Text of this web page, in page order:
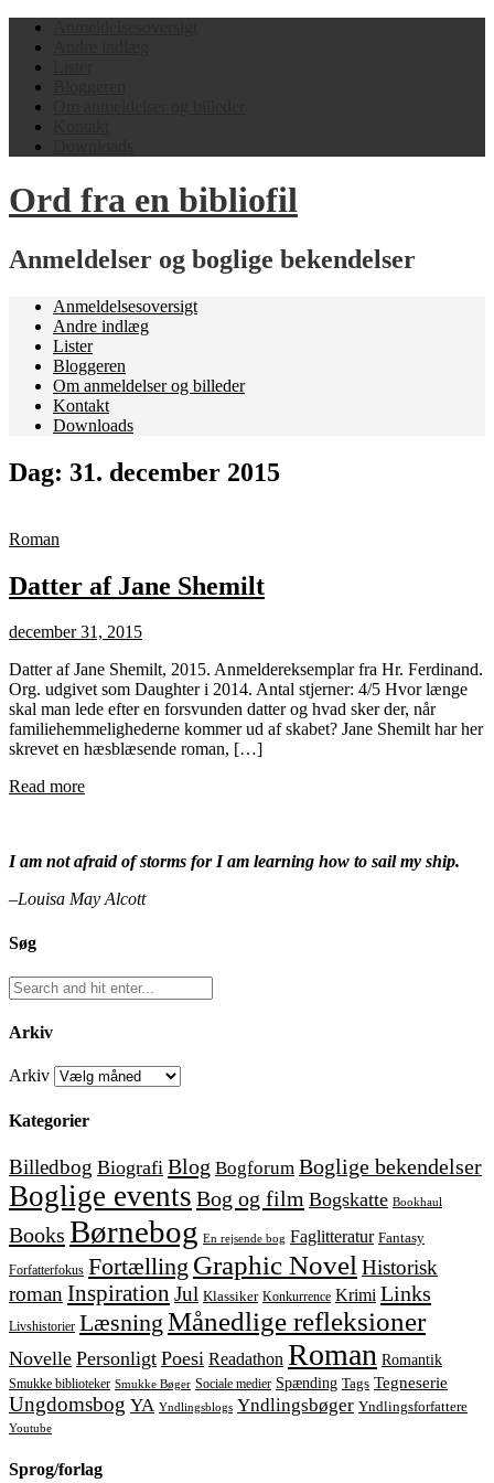
Ord fra en bibliofil
Anmeldelser og boglige bekendelser
Anmeldelsesoversigt
Andre indlæg
Lister
Bloggeren
Om anmeldelser og billeder
Kontakt
Downloads
Dag: 31. december 2015
Roman
Datter af Jane Shemilt
december 31, 2015
Datter af Jane Shemilt, 2015. Anmeldereksemplar fra Hr. Ferdinand.
Org. udgivet som Daughter i 2014. Antal stjerner: 4/5 Hvor længe
skal man lede efter en forsvunden datter og hvad sker der, når
familiehemmelighederne kommer ud af skabet? Jane Shemilt har her
skrevet en hæsblæsende roman, […]
Read more
I am not afraid of storms for I am learning how to sail my ship.
–Louisa May Alcott
Søg
Arkiv
Arkiv
Kategorier
Billedbog Biografi Blog Bogforum Boglige bekendelser
Boglige events Bog og film Bogskatte Bookhaul
Books Børnebog En rejsende bog Faglitteratur Fantasy
Forfatterfokus Fortælling Graphic Novel Historisk
roman Inspiration Jul Klassiker Konkurrence Krimi Links
Livshistorier Læsning Månedlige refleksioner
Novelle Personligt Poesi Readathon Roman Romantik
Smukke biblioteker Smukke Bøger Sociale medier Spænding Tags Tegneserie
Ungdomsbog YA Yndlingsblogs Yndlingsbøger Yndlingsforfattere
Youtube
Sprog/forlag